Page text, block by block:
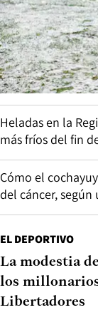
Heladas en la
más fríos del fin
Cómo el
del cáncer,
EL DEPORTIVO
La modestia
los
Libertadores